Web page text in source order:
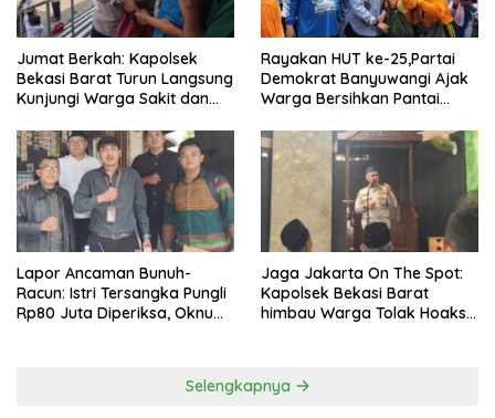
Jumat Berkah: Kapolsek
Bekasi Barat Turun Langsung
Kunjungi Warga Sakit dan
Rayakan HUT ke-25,Partai
Demokrat Banyuwangi Ajak
Warga Bersihkan Pantai
Lapor Ancaman Bunuh-
Racun: Istri Tersangka Pungli
Rp80 Juta Diperiksa, Oknum
Jaga Jakarta On The Spot:
Kapolsek Bekasi Barat
himbau Warga Tolak Hoaks
Selengkapnya